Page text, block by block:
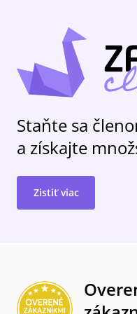
Staňte sa
a získajte
Zistiť viac